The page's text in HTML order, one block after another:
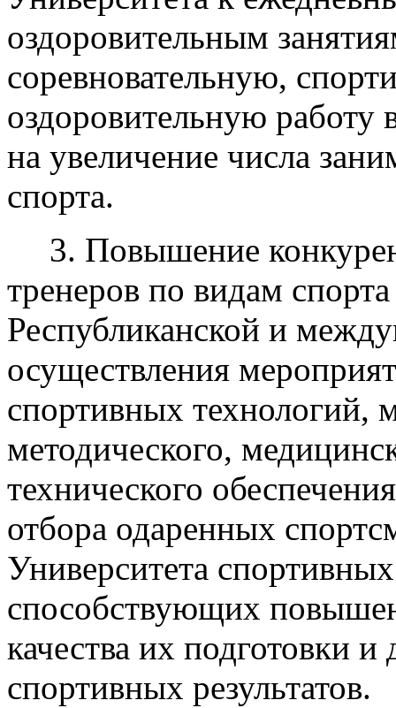
оздоровительным
соревновательную,
оздоровительную работу
на увеличение числа
спорта.
3. Повышение
тренеров по видам
Республиканской и
осуществления
спортивных технологий,
методического,
технического
отбора одаренных
Университета
способствующих
качества их подготовки
спортивных результатов.